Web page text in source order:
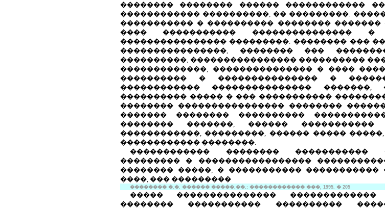
�������� �������� ������ ������������
������������ ����������, �� ���������.
����������� � ���������� ��������
���� ����������� ���������������
���������������� ���������. �������� ���
����������������, �������� ���
����������, ���������������� ����������
�������������, ��������������� � ����
���������� � ��������������� �
������������ ���������������
���������� ����� � ��� �����������
�������� ���������������� ��������
������� �������� ����������
�������� �������, ������ �����������
������������, ���������, ������ �����
������������ ��������.
������������ �������� �����������
��������� � �����������������
�������� �����, � ����������� �����������
����, ��� ���������
�������� �.�. ������ �����.��.: ������������ ���, 1995. � 205
����� ��������������� �������������
�������� ����������� ����������